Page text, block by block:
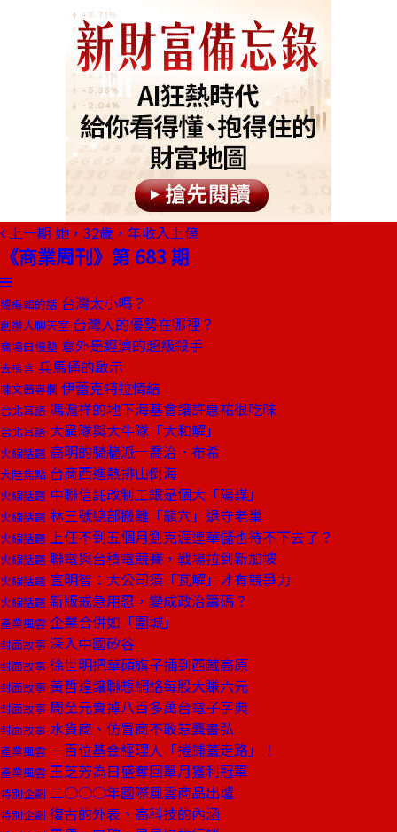
上一期 她，32歲，年收入上億
《商業周刊》第 683 期
總編輯的話 台灣太小嗎？
創辦人聊天室 台灣人的優勢在哪裡？
商場自慢塾 意外是經濟的超級殺手
去梯言 兵馬俑的啟示
陳文茜專欄 伊蕾克特拉情結
台北耳語 馮滬祥的地下海基會讓許惠祐很吃味
台北耳語 大蟲隊與大牛隊「大和解」
火線話題 高明的騎牆派─喬治．布希
大陸焦點 台商西進熱排山倒海
火線話題 中聯信託改制工銀是個大「陽謀」
火線話題 林三號總部搬離「龍穴」退守老巢
火線話題 上任不到五個月劉克涯連華儲也待不下去了？
火線話題 聯電與台積電競賽，戰場拉到新加坡
火線話題 宣明智：大公司須「瓦解」才有競爭力
火線話題 新版戒急用忍，變成政治籌碼？
產業風雲 企業合併如「圍城」
封面故事 深入中國矽谷
封面故事 徐世明把華碩旗子插到西藏高原
封面故事 黃哲煌讓聯想網絡每股大賺六元
封面故事 周至元賣掉八百多萬台電子字典
封面故事 水貨商、仿冒商不敢惹龔書弘
產業風雲 一百位基金經理人「捲鋪蓋走路」！
產業風雲 王芝芳為日盛奪回單月獲利冠軍
特別企劃 二○○○年國際風雲商品出爐
特別企劃 復古的外表、高科技的內涵